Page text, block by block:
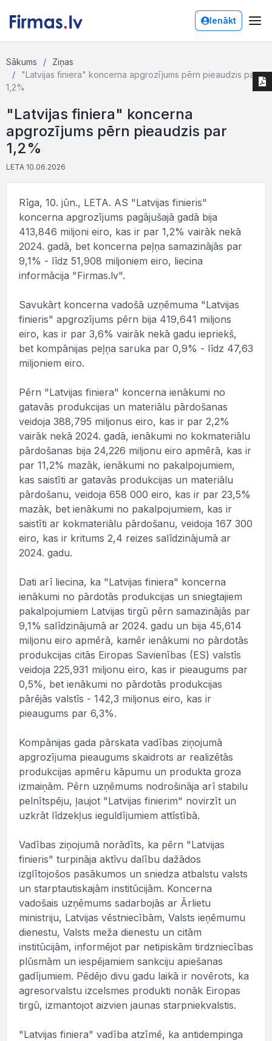
Ienākt
Sākums
Ziņas
"Latvijas finiera" koncerna apgrozījums pērn pieaudzis par
1,2%
"Latvijas finiera" koncerna
apgrozījums pērn pieaudzis par
1,2%
LETA 10.06.2026
Rīga, 10. jūn., LETA. AS "Latvijas finieris"
koncerna apgrozījums pagājušajā gadā bija
413,846 miljoni eiro, kas ir par 1,2% vairāk nekā
2024. gadā, bet koncerna peļņa samazinājās par
9,1% - līdz 51,908 miljoniem eiro, liecina
informācija "Firmas.lv".
Savukārt koncerna vadošā uzņēmuma "Latvijas
finieris" apgrozījums pērn bija 419,641 miljons
eiro, kas ir par 3,6% vairāk nekā gadu iepriekš,
bet kompānijas peļņa saruka par 0,9% - līdz 47,63
miljoniem eiro.
Pērn "Latvijas finiera" koncerna ienākumi no
gatavās produkcijas un materiālu pārdošanas
veidoja 388,795 miljonus eiro, kas ir par 2,2%
vairāk nekā 2024. gadā, ienākumi no kokmateriālu
pārdošanas bija 24,226 miljonu eiro apmērā, kas ir
par 11,2% mazāk, ienākumi no pakalpojumiem,
kas saistīti ar gatavās produkcijas un materiālu
pārdošanu, veidoja 658 000 eiro, kas ir par 23,5%
mazāk, bet ienākumi no pakalpojumiem, kas ir
saistīti ar kokmateriālu pārdošanu, veidoja 167 300
eiro, kas ir kritums 2,4 reizes salīdzinājumā ar
2024. gadu.
Dati arī liecina, ka "Latvijas finiera" koncerna
ienākumi no pārdotās produkcijas un sniegtajiem
pakalpojumiem Latvijas tirgū pērn samazinājās par
9,1% salīdzinājumā ar 2024. gadu un bija 45,614
miljonu eiro apmērā, kamēr ienākumi no pārdotās
produkcijas citās Eiropas Savienības (ES) valstīs
veidoja 225,931 miljonu eiro, kas ir pieaugums par
0,5%, bet ienākumi no pārdotās produkcijas
pārējās valstīs - 142,3 miljonus eiro, kas ir
pieaugums par 6,3%.
Kompānijas gada pārskata vadības ziņojumā
apgrozījuma pieaugums skaidrots ar realizētās
produkcijas apmēru kāpumu un produkta groza
izmaiņām. Pērn uzņēmums nodrošināja arī stabilu
pelnītspēju, ļaujot "Latvijas finierim" novirzīt un
uzkrāt līdzekļus ieguldījumiem attīstībā.
Vadības ziņojumā norādīts, ka pērn "Latvijas
finieris" turpināja aktīvu dalību dažādos
izglītojošos pasākumos un sniedza atbalstu valsts
un starptautiskajām institūcijām. Koncerna
vadošais uzņēmums sadarbojās ar Ārlietu
ministriju, Latvijas vēstniecībām, Valsts ieņēmumu
dienestu, Valsts meža dienestu un citām
institūcijām, informējot par netipiskām tirdzniecības
plūsmām un iespējamiem sankciju apiešanas
gadījumiem. Pēdējo divu gadu laikā ir novērots, ka
agresorvalstu izcelsmes produkti nonāk Eiropas
tirgū, izmantojot aizvien jaunas starpniekvalstis.
"Latvijas finiera" vadība atzīmē, ka antidempinga